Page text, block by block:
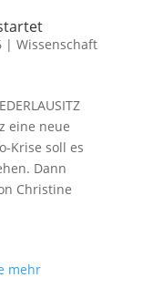
| Wissenschaft
eine neue
Krise soll es
Dann
Christine